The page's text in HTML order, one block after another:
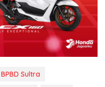
BPBD Sultra